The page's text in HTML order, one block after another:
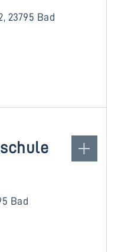
23795 Bad
Bad